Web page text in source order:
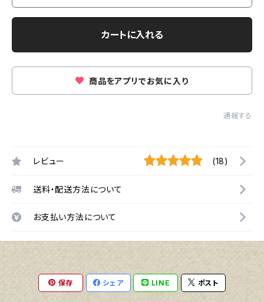
カートに入れる
商品をアプリでお気に入り
通報する
レビュー (18)
送料・配送方法について
お支払い方法について
保存 シェア LINE ポスト